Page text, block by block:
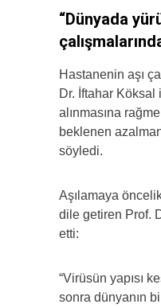
“Dünyada
Hastanenin aşı
Dr. İftahar
alınmasına
beklenen
söyledi.
Aşılamaya
dile getiren Prof.
etti:
“Virüsün yapısı
sonra dünyanın